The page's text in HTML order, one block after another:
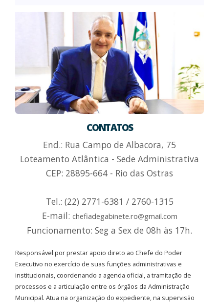
CONTATOS
End.: Rua Campo de Albacora, 75
Loteamento Atlântica - Sede Administrativa
CEP: 28895-664 - Rio das Ostras
Tel.: (22) 2771-6381 / 2760-1315
E-mail: chefiadegabinete.ro@gmail.com
Funcionamento: Seg a Sex de 08h às 17h.
Responsável por prestar apoio direto ao Chefe do Poder
Executivo no exercício de suas funções administrativas e
institucionais, coordenando a agenda oficial, a tramitação de
processos e a articulação entre os órgãos da Administração
Municipal. Atua na organização do expediente, na supervisão